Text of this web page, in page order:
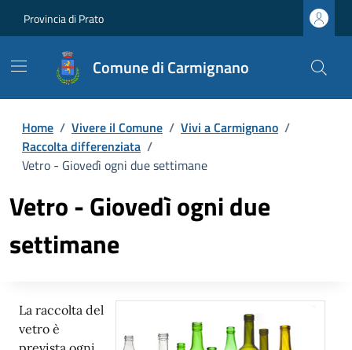
Provincia di Prato
Comune di Carmignano
Home / Vivere il Comune / Vivi a Carmignano /
Raccolta differenziata /
Vetro - Giovedì ogni due settimane
Vetro - Giovedì ogni due
settimane
La raccolta del
vetro è